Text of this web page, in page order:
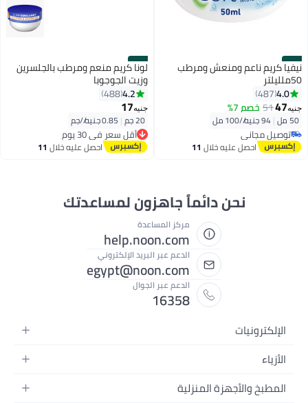
#49
نيفيا كريم ناعم ومنعش ومرطب
50ملليلتر
4.0
487
جنيه47
51 خصم 7%
50 مل |
توصيل مجاني
توصيل مجانياحصل عليه خلال 11
#50
لونا كريم منعم ومرطب بالجلسرين
وزيت الجوجوبا
4.2
488
جنيه17
20 جم |
أقل سعر في 30 يوم
توصيل مجاني
أقل سعر في 30 يوماحصل عليه خلال 11
نحن دائماً جاهزون لمساعدتك
مركز المساعدة
help.noon.com
الدعم عبر البريد الإلكتروني
egypt@noon.com
الدعم عبر الجوال
16358
الإلكترونيات
الهواتف المتحركة
أجهزة الكمبيوتر المحمولة
الأزياء
أزياء نسائية
المطبخ والأجهزة المنزلية